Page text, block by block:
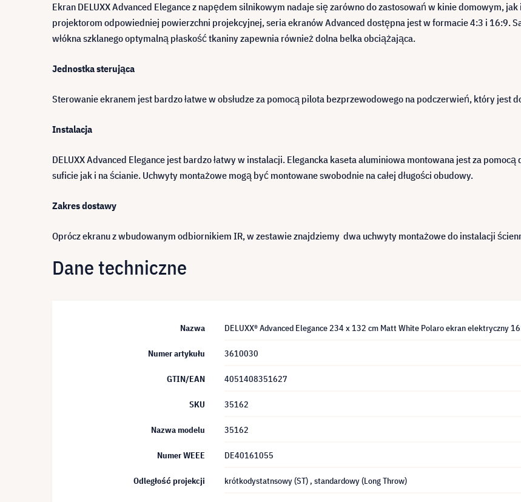
Ekran DELUXX Advanced Elegance z napędem silnikowym nadaje się zarówno do zastosowań w kinie domowym,
projektorom odpowiedniej powierzchni projekcyjnej, seria ekranów Advanced dostępna jest w formacie 4:3 i 16:9.
włókna szklanego optymalną płaskość tkaniny zapewnia również dolna belka obciążająca.
Jednostka sterująca
Sterowanie ekranem jest bardzo łatwe w obsłudze za pomocą pilota bezprzewodowego na podczerwień, który jest
Instalacja
DELUXX Advanced Elegance jest bardzo łatwy w instalacji. Elegancka kaseta aluminiowa montowana jest za
suficie jak i na ścianie. Uchwyty montażowe mogą być montowane swobodnie na całej długości obudowy.
Zakres dostawy
Oprócz ekranu z wbudowanym odbiornikiem IR, w zestawie znajdziemy dwa uchwyty montażowe do instalacji
Dane techniczne
Nazwa DELUXX® Advanced Elegance 234 x 132 cm Matt White Polaro ekran elektryczny
Numer artykułu 3610030
GTIN/EAN 4051408351627
SKU 35162
Nazwa modelu 35162
Numer WEEE DE40161055
Odległość projekcji krótkodystatnsowy (ST) , standardowy (Long Throw)